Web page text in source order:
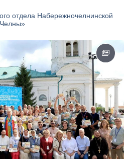
отдела Набережночелнинской